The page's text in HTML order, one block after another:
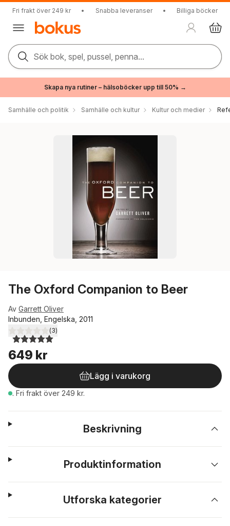
Fri frakt över 249 kr • Snabba leveranser • Billiga böcker
Sök bok, spel, pussel, penna...
Skapa nya rutiner – hälsoböcker upp till 50% →
Samhälle och politik Samhälle och kultur Kultur och medier
The Oxford Companion to Beer
Av Garrett Oliver
Inbunden, Engelska, 2011
5,0utav 5 stjärnor. Totalt antal röster:
(3)
649 kr
Lägg i varukorg
. Fri frakt över 249 kr.
Beskrivning
Produktinformation
Utforska kategorier